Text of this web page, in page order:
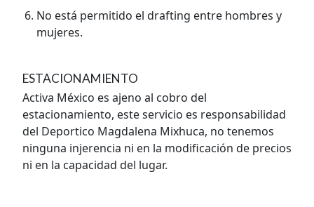
No está permitido el drafting entre hombres y
mujeres.
ESTACIONAMIENTO
Activa México es ajeno al cobro del
estacionamiento, este servicio es responsabilidad
del Deportico Magdalena Mixhuca, no tenemos
ninguna injerencia ni en la modificación de precios
ni en la capacidad del lugar.